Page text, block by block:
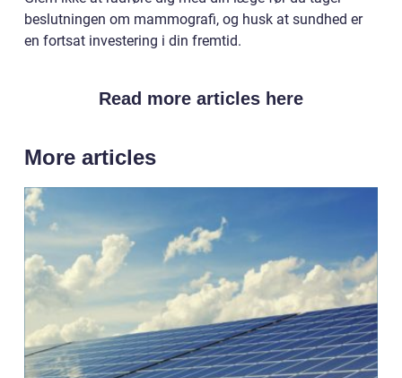
beslutningen om mammografi, og husk at sundhed er
en fortsat investering i din fremtid.
Read more articles here
More articles